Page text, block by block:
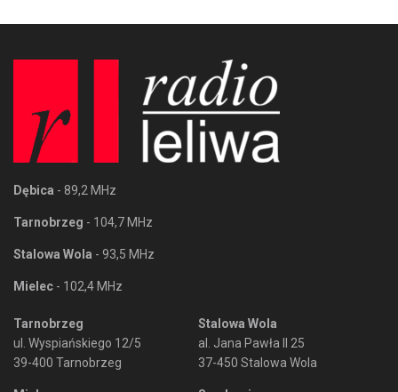
Dębica - 89,2 MHz
Tarnobrzeg - 104,7 MHz
Stalowa Wola - 93,5 MHz
Mielec - 102,4 MHz
Tarnobrzeg
ul. Wyspiańskiego 12/5
39-400 Tarnobrzeg
Stalowa Wola
al. Jana Pawła II 25
37-450 Stalowa Wola